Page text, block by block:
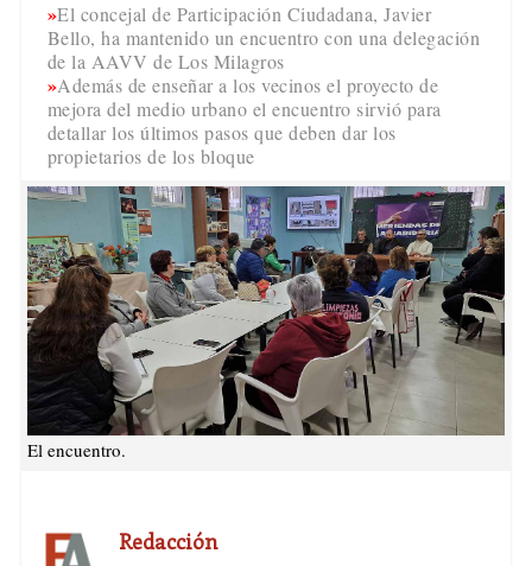
El concejal de Participación Ciudadana, Javier
Bello, ha mantenido un encuentro con una delegación
de la AAVV de Los Milagros
Además de enseñar a los vecinos el proyecto de
mejora del medio urbano el encuentro sirvió para
detallar los últimos pasos que deben dar los
propietarios de los bloque
El encuentro.
Redacción